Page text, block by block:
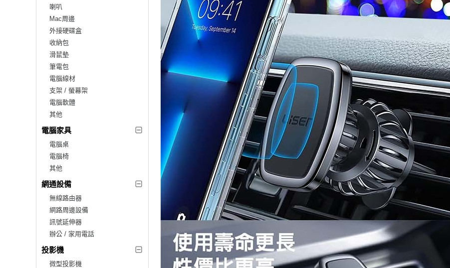
喇叭
Mac周邊
外接硬碟盒
收納包
滑鼠墊
筆電包
電腦線材
支架 / 螢幕架
電腦軟體
其他
電腦家具
電腦桌
電腦椅
其他
網通設備
無線路由器
網路周邊設備
訊號延伸器
辦公 / 家用電話
投影機
微型投影機